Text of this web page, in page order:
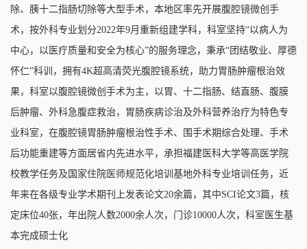
除、胰十二指肠切除等大型手术，本地区率先开展腹腔镜微创手
术，按外科专业划分2022年9月重新组建学科，科室坚持“以病人为
中心，以医疗质量和安全为核心”的服务理念，秉承“团结敬业、厚德
怀仁”科训，拥有4K超高清荧光腹腔镜系统，助力胃肠肿瘤根治效
果，科室以腹腔镜微创手术为主，以胃、十二指肠、结直肠、腹膜
后肿瘤、外科急腹症救治，胃肠疾病诊治及外科营养治疗为特色专
业科室，在腹腔镜胃肠肿瘤根治性手术、围手术期综合处理、手术
后功能重建等方面居省内先进水平，承担福建医科大学等高医学院
校教学任务及国家住院医师规范化培训基地外科专业培训任务，近
年来在各级专业学术期刊上发表论文20余篇，其中SCI论文3篇，核
定床位40张，年出院人数2000余人次，门诊10000人次，科室医生基
本完成硕士化